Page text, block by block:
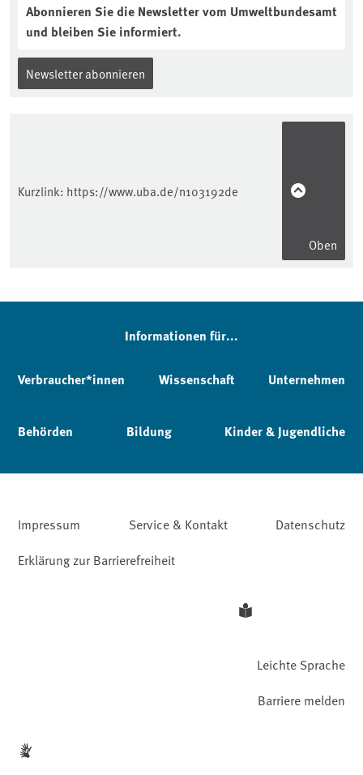
Abonnieren Sie die Newsletter vom Umweltbundesamt
und bleiben Sie informiert.
Newsletter abonnieren
Kurzlink: https://www.uba.de/n103192de
Oben
Informationen für...
Verbraucher*innen Wissenschaft Unternehmen
Behörden Bildung Kinder & Jugendliche
Impressum Service & Kontakt
Datenschutz
Erklärung zur Barrierefreiheit
Leichte Sprache
Barriere melden